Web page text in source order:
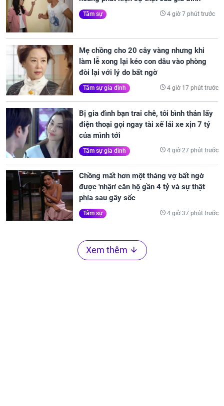
Tâm sự 4 giờ 7 phút trước
Mẹ chồng cho 20 cây vàng nhưng khi
làm lễ xong lại kéo con dâu vào phòng
đòi lại với lý do bất ngờ
Tâm sự gia đình 4 giờ 17 phút trước
Bị gia đình bạn trai chê, tôi bình thản lấy
điện thoại gọi ngay tài xế lái xe xịn 7 tỷ
của mình tới
Tâm sự gia đình 4 giờ 27 phút trước
Chồng mất hơn một tháng vợ bất ngờ
được 'nhận' căn hộ gần 4 tỷ và sự thật
phía sau gây sốc
Tâm sự 4 giờ 37 phút trước
Xem thêm